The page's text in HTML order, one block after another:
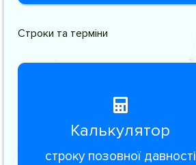
Строки та терміни
Калькулятор
строку позовної давності